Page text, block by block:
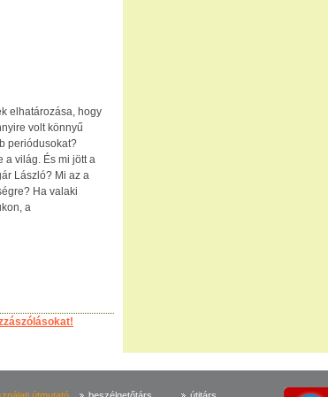
elhatározása, hogy
volt könnyű
periódusokat?
a világ. És mi jött a
László? Mi az a
Ha valaki
a